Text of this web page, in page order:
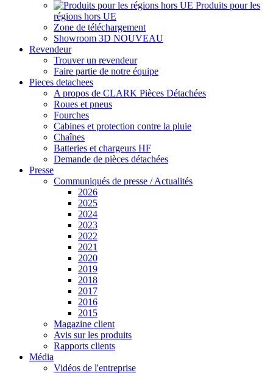
Produits pour les
régions hors UE
Zone de téléchargement
Showroom 3D NOUVEAU
Revendeur
Trouver un revendeur
Faire partie de notre équipe
Pieces detachees
A propos de CLARK Pièces Détachées
Roues et pneus
Fourches
Cabines et protection contre la pluie
Chaînes
Batteries et chargeurs HF
Demande de pièces détachées
Presse
Communiqués de presse / Actualités
2026
2025
2024
2023
2022
2021
2020
2019
2018
2017
2016
2015
Magazine client
Avis sur les produits
Rapports clients
Média
Vidéos de l'entreprise